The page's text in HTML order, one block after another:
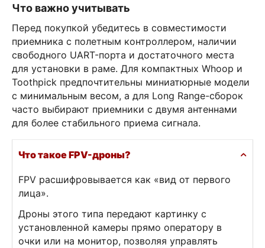
Что важно учитывать
Перед покупкой убедитесь в совместимости
приемника с полетным контроллером, наличии
свободного UART-порта и достаточного места
для установки в раме. Для компактных Whoop и
Toothpick предпочтительны миниатюрные модели
с минимальным весом, а для Long Range-сборок
часто выбирают приемники с двумя антеннами
для более стабильного приема сигнала.
Что такое FPV-дроны?
FPV расшифровывается как «вид от первого
лица».
Дроны этого типа передают картинку с
установленной камеры прямо оператору в
очки или на монитор, позволяя управлять